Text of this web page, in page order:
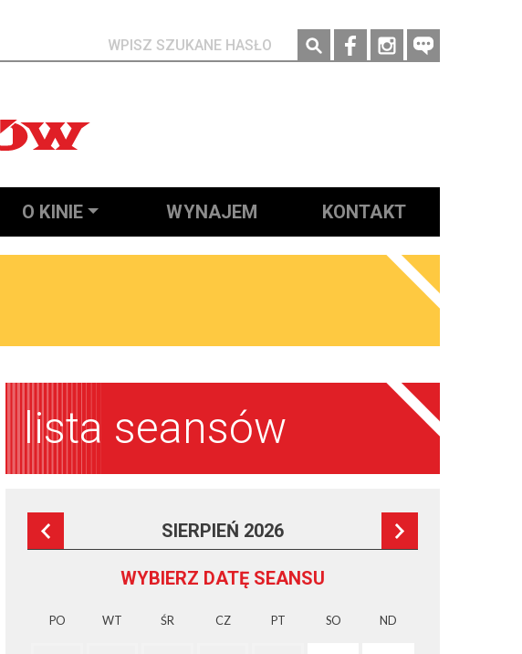
Social media
O KINIE WYNAJEM KONTAKT
lista seansów
SIERPIEŃ 2026
WYBIERZ DATĘ SEANSU
PO WT ŚR CZ PT SO ND